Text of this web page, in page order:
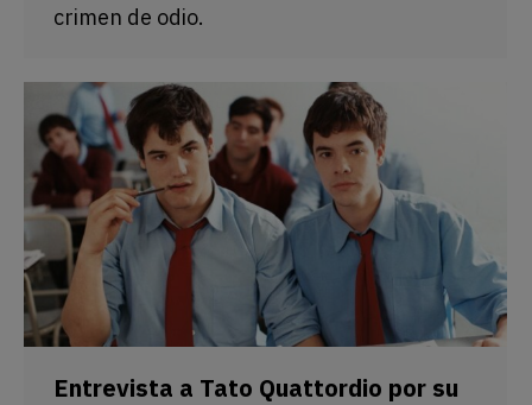
crimen de odio.
Entrevista a Tato Quattordio por su